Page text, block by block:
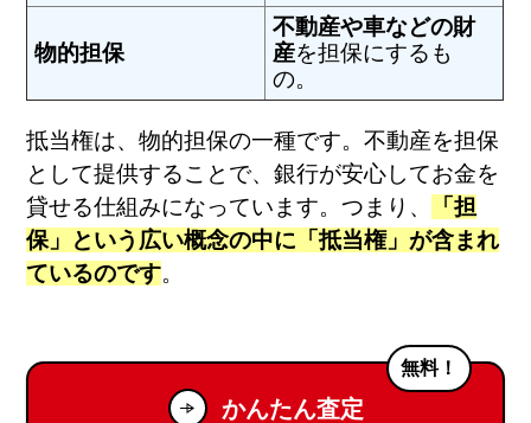
物的担保
不動産や車などの財
産を担保にするも
の。
抵当権は、物的担保の一種です。不動産を担保
として提供することで、銀行が安心してお金を
貸せる仕組みになっています。つまり、
「担
保」という広い概念の中に「抵当権」が含まれ
ているのです。
かんたん査定
無料！